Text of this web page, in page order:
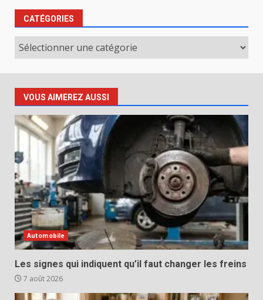
CATÉGORIES
Catégories
VOUS AIMEREZ AUSSI
Automobile
Les signes qui indiquent qu’il faut changer les freins
7 août 2026